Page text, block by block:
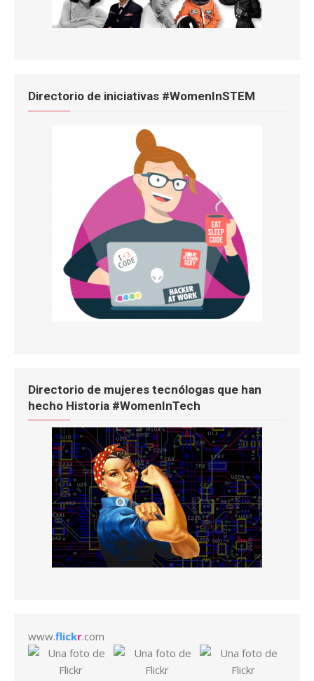
Directorio de iniciativas #WomenInSTEM
Directorio de mujeres tecnólogas que han
hecho Historia #WomenInTech
www.flickr.com